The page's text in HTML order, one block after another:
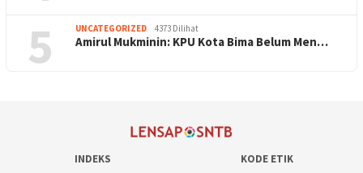
5 UNCATEGORIZED 4373 Dilihat
Amirul Mukminin: KPU Kota Bima Belum Men…
INDEKS
KODE ETIK